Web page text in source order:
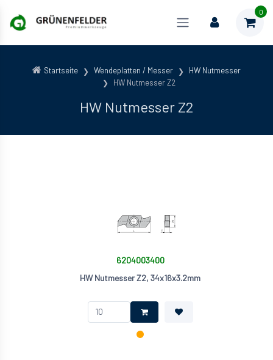
0
Startseite Wendeplatten / Messer
HW Nutmesser
HW Nutmesser Z2
HW Nutmesser Z2
6204003400
HW Nutmesser Z2, 34x16x3.2mm